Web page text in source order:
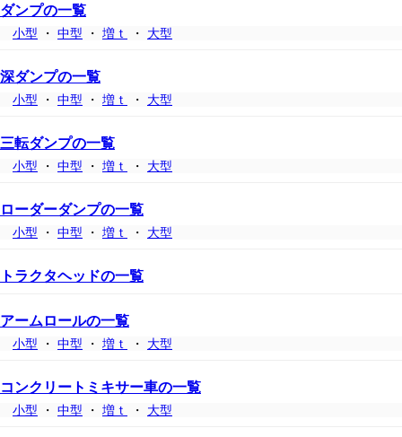
ダンプの一覧
小型 ・ 中型 ・ 増ｔ ・ 大型
深ダンプの一覧
小型 ・ 中型 ・ 増ｔ ・ 大型
三転ダンプの一覧
小型 ・ 中型 ・ 増ｔ ・ 大型
ローダーダンプの一覧
小型 ・ 中型 ・ 増ｔ ・ 大型
トラクタヘッドの一覧
アームロールの一覧
小型 ・ 中型 ・ 増ｔ ・ 大型
コンクリートミキサー車の一覧
小型 ・ 中型 ・ 増ｔ ・ 大型